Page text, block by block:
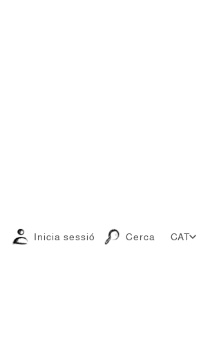
Inicia sessió Cerca CAT